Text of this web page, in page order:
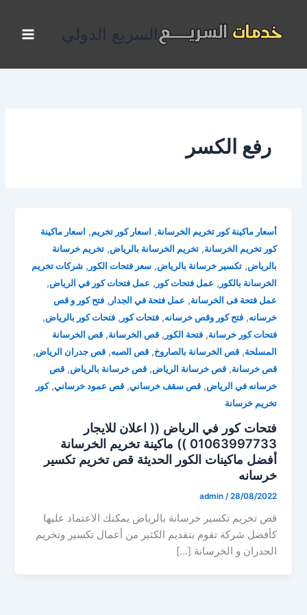
المحتوى
السريع الدولي
رفع الكسر
أسعار ماكينة كور تخريم الخرسانة, اسعار كور تخريم, اسعار ماكينة
كور تخريم الخرسانة,تخريم الخرسانة بالرياض,تخريم خرسانة
بالرياض,تكسير خرسانة بالرياض,سعر فتحات الكور ,شركات تخريم
الخرسانة بالكور , عمل فتحات كور , عمل فتحات كور في الرياض,
عمل فتحة فى الخرسانة, عمل فتحة في الجدار ,فتح كور و قص
خرسانه,فتح كور وقص خرسانه,فتحات كور ,فتحات كور بالرياض,
فتحات كور خرسانة,فتحة الكور ,قص الخرسانة,قص الخرسانة
المسلحة,قص الخرسانة بالصاروخ,قص الصبه,قص جدران الرياض,
قص خرسانة,قص خرسانة الرياض,قص خرسانة بالرياض,قص
خرسانه في الرياض,قص سقف خرساني,قص عمود خرساني,كور
تخريم خرسانة
فتحات كور في الرياض (( اعلان للايجار
01063997733 )) ماكينة تخريم الخرسانة
أفضل ماكينات الكور الحديثة قص تخريم تكسير
خرسانه
admin /28/08/2022
قص تخريم تكسير خرسانة بالرياض يمكنك الاعتماد عليها
كأفضل شركة تقوم بتقديم الكثير من أعمال تكسير وتخريم
الجدران و الخرسانة […]